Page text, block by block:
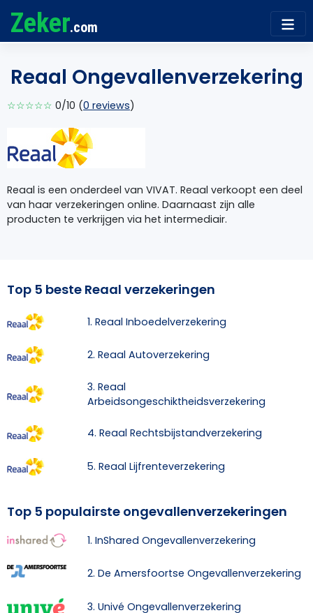
Zeker.com
Reaal Ongevallenverzekering
☆☆☆☆☆ 0/10 (0 reviews)
Reaal is een onderdeel van VIVAT. Reaal verkoopt een deel
van haar verzekeringen online. Daarnaast zijn alle
producten te verkrijgen via het intermediair.
Top 5 beste Reaal verzekeringen
1. Reaal Inboedelverzekering
2. Reaal Autoverzekering
3. Reaal
Arbeidsongeschiktheidsverzekering
4. Reaal Rechtsbijstandverzekering
5. Reaal Lijfrenteverzekering
Top 5 populairste ongevallenverzekeringen
1. InShared Ongevallenverzekering
2. De Amersfoortse Ongevallenverzekering
3. Univé Ongevallenverzekering